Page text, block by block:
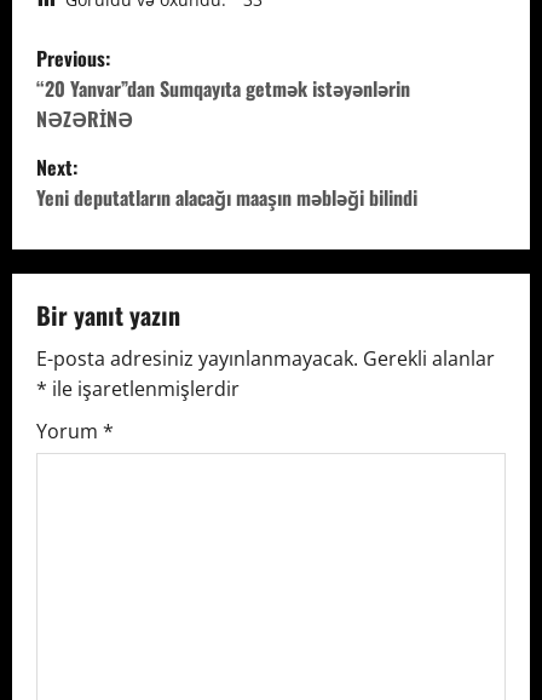
P
o
s
t
n
a
v
i
g
Previous:
“20 Yanvar”dan Sumqayıta getmək istəyənlərin
NƏZƏRİNƏ
Next:
Yeni deputatların alacağı maaşın məbləği bilindi
Bir yanıt yazın
E-posta adresiniz yayınlanmayacak. Gerekli alanlar
* ile işaretlenmişlerdir
Yorum *